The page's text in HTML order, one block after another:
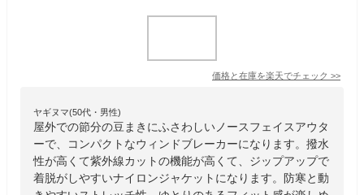
価格と在庫を楽天でチェック >>
ヤギヌマ(50代・男性)
屋外での節分の豆まきにふさわしいノースフェイスアウタ
ーで、コンパクトなウィンドブレーカーになります。撥水
性が高くて紫外線カットの機能が高くて、ジップアップで
着脱がしやすいナイロンジャケットになります。防寒と動